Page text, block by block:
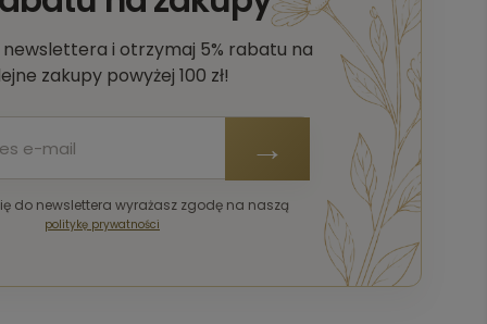
newslettera i otrzymaj 5% rabatu na
zakupy powyżej 100 zł!
do newslettera wyrażasz zgodę na naszą
politykę prywatności